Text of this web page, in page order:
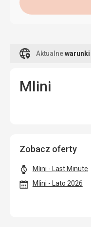
Aktualne
Mlini
Zobacz oferty
Mlini - Last Minute
Mlini - Lato 2026